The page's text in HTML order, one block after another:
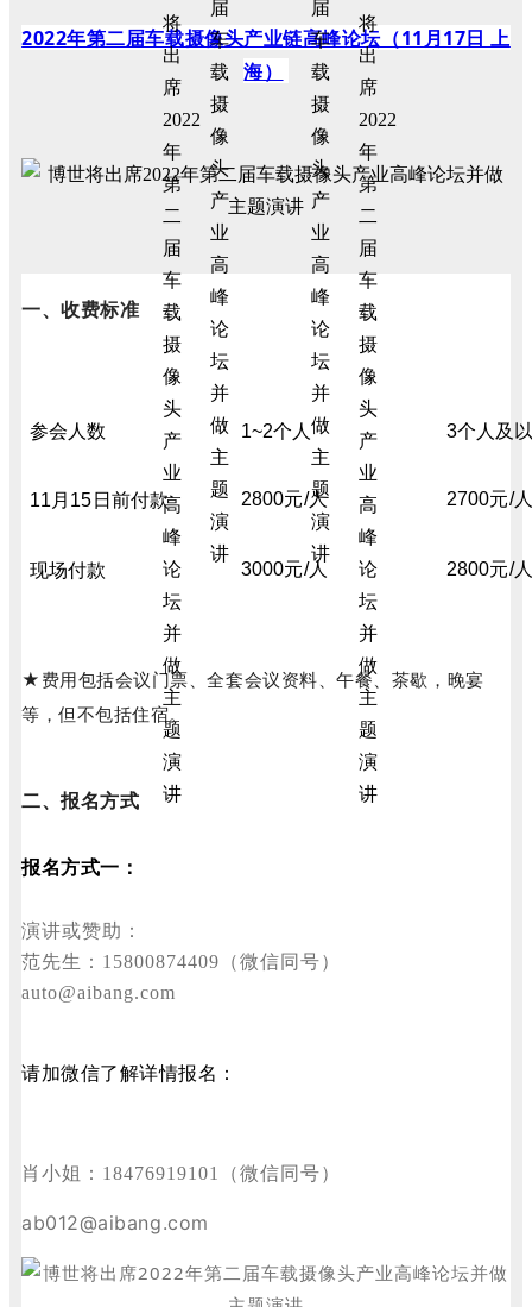
2022年第二届车载摄像头产业链高峰论坛（11月17日 上
海）
一、收费标准
参会人数 1~2个人 3个人及
11月15日前付款 2800元/人 2700元/人
现场付款 3000元/人 2800元/人
★费用包括会议门票、全套会议资料、午餐、茶歇，晚宴
等，但不包括住宿。
二、报名方式
报名方式一：
演讲或赞助：
范先生：15800874409（微信同号）
auto@aibang.com
请加微信了解详情报名：
肖 小姐：18476919101 （微信同号）
ab012@aibang.com